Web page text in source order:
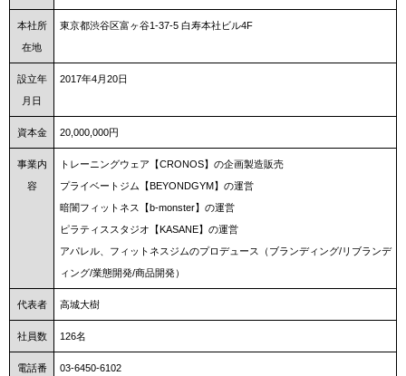
本社所
在地
東京都渋谷区富ヶ谷1-37-5 白寿本社ビル4F
設立年
月日
2017年4月20日
資本金 20,000,000円
事業内
容
トレーニングウェア【CRONOS】の企画製造販売
プライベートジム【BEYONDGYM】の運営
暗闇フィットネス【b-monster】の運営
ピラティススタジオ【KASANE】の運営
アパレル、フィットネスジムのプロデュース（ブランディング/リブランデ
ィング/業態開発/商品開発）
代表者 高城大樹
社員数 126名
電話番
03-6450-6102